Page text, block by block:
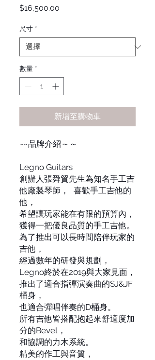
$16,500.00
尺寸 *
數量 *
新增至購物車
~~品牌介紹～～
Legno Guitars
創辦人張舜貿先生為知名手工吉
他廠製琴師， 喜歡手工吉他的
他，
希望讓玩家能在有限的預算內，
獲得一把優良品質的手工吉他。
為了推出可以長時間陪伴玩家的
吉他，
經過數年的研發與規劃，
Legno終於在2019與大家見面，
推出了適合指彈演奏曲的SJ&JF
桶身，
也適合彈唱伴奏的D桶身。
所有吉他皆搭配抱起來舒適度加
分的Bevel，
和協調的力木系統。
精美的作工與音質，